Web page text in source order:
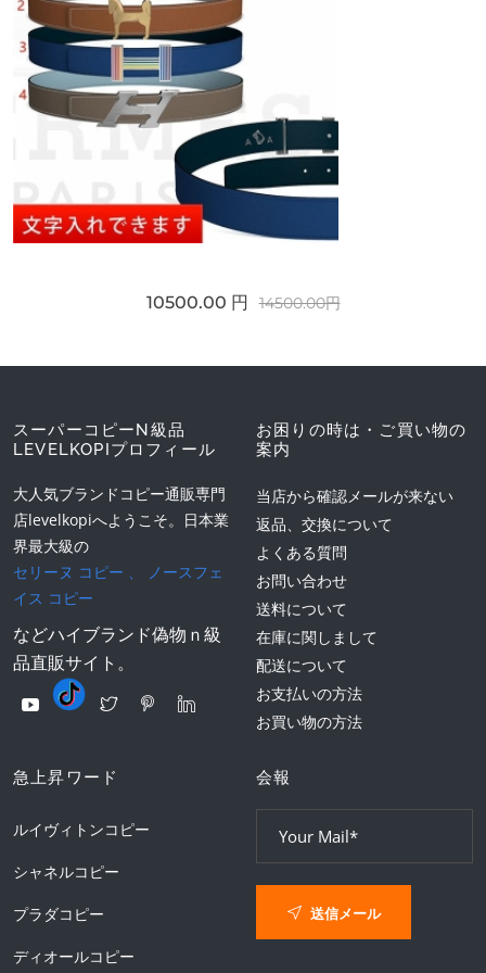
10500.00 円 14500.00円
スーパーコピーN級品
LEVELKOPIプロフィール
大人気ブランドコピー通販専門
店levelkopiへようこそ。日本業
界最大級の
セリーヌ コピー 、
ノースフェ
イス コピー
などハイブランド偽物ｎ級
品直販サイト。
お困りの時は・ご買い物の
案内
当店から確認メールが来ない
返品、交換について
よくある質問
お問い合わせ
送料について
在庫に関しまして
配送について
お支払いの方法
お買い物の方法
急上昇ワード
ルイヴィトンコピー
シャネルコピー
プラダコピー
ディオールコピー
会報
送信メール